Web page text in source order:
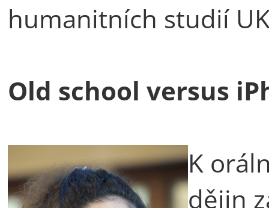
humanitních studií
Old school versus
K
dějin